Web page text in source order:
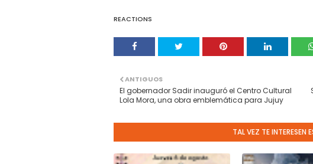
REACTIONS
ANTIGUOS
El gobernador Sadir inauguró el Centro Cultural
Lola Mora, una obra emblemática para Jujuy
TAL VEZ TE INTERESEN